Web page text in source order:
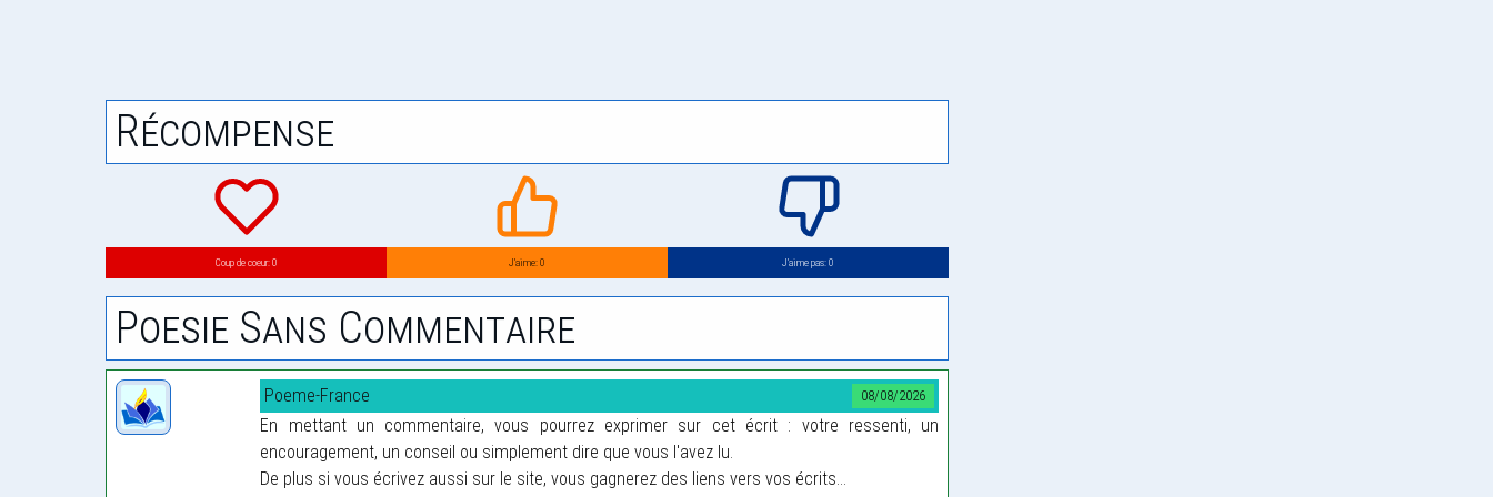
Récompense
Coup de coeur: 0 J’aime: 0 J’aime pas: 0
Poesie Sans Commentaire
08/08/2026
Poeme-France
En mettant un commentaire, vous pourrez exprimer sur cet écrit : votre ressenti, un
encouragement, un conseil ou simplement dire que vous l'avez lu.
De plus si vous écrivez aussi sur le site, vous gagnerez des liens vers vos écrits...